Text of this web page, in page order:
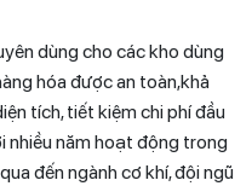
dùng cho các kho dùng
hóa được an toàn,khả
tích, tiết kiệm chi phí đầu
nhiều năm hoạt động trong
đến ngành cơ khí, đội ngũ